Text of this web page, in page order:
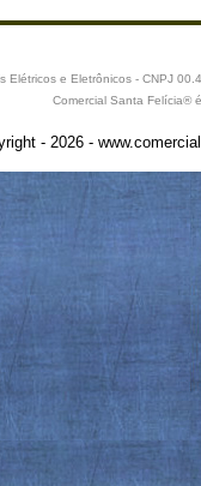
Elétricos e Eletrônicos - CNPJ
Comercial Santa Felícia®
- 2026 -